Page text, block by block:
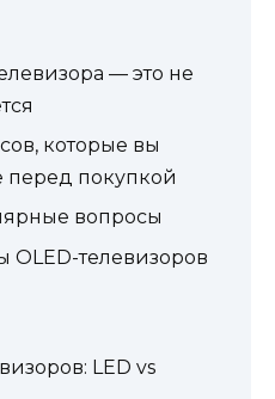
— это не
которые вы
перед покупкой
вопросы
телевизоров
LED vs